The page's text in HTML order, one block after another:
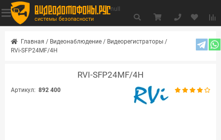
видеодомофоны.рус
системы безопасности
null
Главная / Видеонаблюдение / Видеорегистраторы /
RVi-SFP24MF/4H
RVI-SFP24MF/4H
Артикул: 892 400